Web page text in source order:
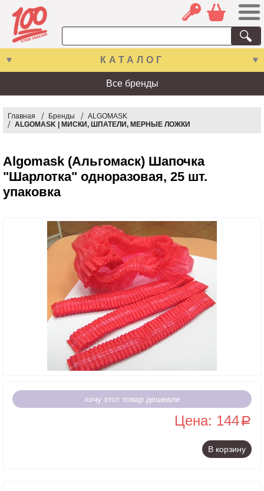
КАТАЛОГ
Все бренды
Главная Бренды
ALGOMASK
ALGOMASK | МИСКИ, ШПАТЕЛИ, МЕРНЫЕ ЛОЖКИ
Algomask (Альгомаск) Шапочка
"Шарлотка" одноразовая, 25 шт.
упаковка
хочу этот товар дешевле
Цена: 144a
В корзину